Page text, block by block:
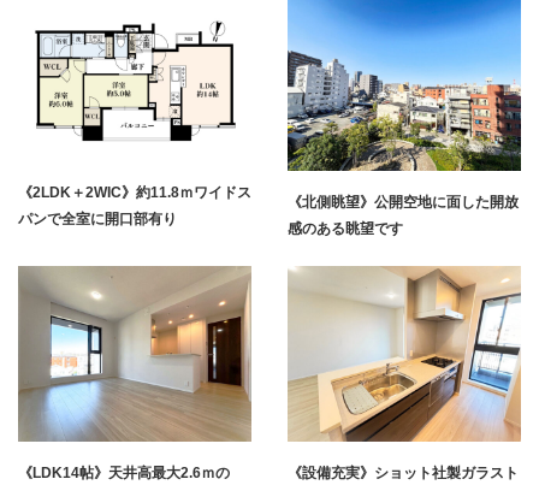
《2LDK＋2WIC》約11.8ｍワイドス
パンで全室に開口部有り
《北側眺望》公開空地に面した開放
感のある眺望です
《LDK14帖》天井高最大2.6ｍの
《設備充実》ショット社製ガラスト